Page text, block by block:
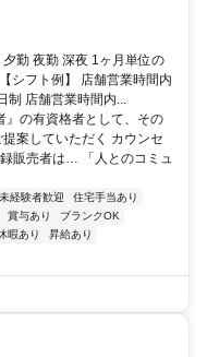
勤 夜勤 深夜 1ヶ月単位の
シフト例】 店舗営業時間内
制 店舗営業時間内...
』の有資格者として、その
案していただく カウンセ
販売者は… 「人とのコミュ
未経験者歓迎
住宅手当あり
賞与あり
ブランクOK
暇あり
昇給あり